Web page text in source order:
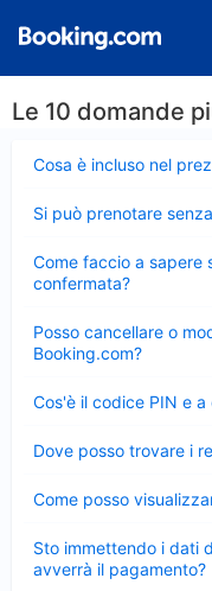
Le 10 domande
Cosa è incluso nel
chiuso
Si può prenotare
chiuso
Come faccio a sapere
confermata?
chiuso
Posso cancellare o
Booking.com?
chiuso
Cos'è il codice PIN e a
chiuso
Dove posso trovare i
chiuso
Come posso
chiuso
Sto immettendo i dati
avverrà il pagamento?
chiuso